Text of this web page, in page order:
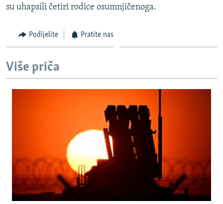
SPECIJALI RSE
POPLAVE I KLIZIŠTA U BIH 2024.
TV LIBERTY
TRI DECENIJE OD RATA U BIH
SVE KARTE DEJTONA
NASTANAK I RASPAD JUGOSLAVIJE
PRATITE NAS
Sve RFE/RL stranice
su uhapsili četiri rodice osumnjičenoga.
Podijelite Pratite nas
Više priča